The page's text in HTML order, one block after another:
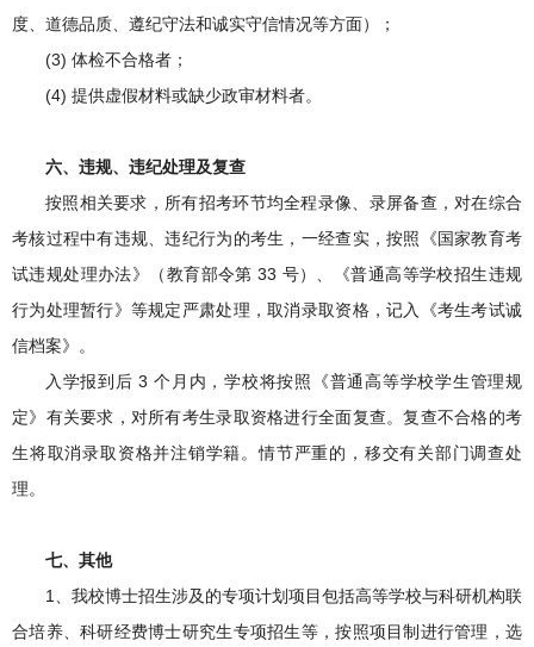
度、道德品质、遵纪守法和诚实守信情况等方面）；
(3) 体检不合格者；
(4) 提供虚假材料或缺少政审材料者。
六、违规、违纪处理及复查
按照相关要求，所有招考环节均全程录像、录屏备查，对在综合
考核过程中有违规、违纪行为的考生，一经查实，按照《国家教育考
试违规处理办法》（教育部令第 33 号）、《普通高等学校招生违规
行为处理暂行》等规定严肃处理，取消录取资格，记入《考生考试诚
信档案》。
入学报到后 3 个月内，学校将按照《普通高等学校学生管理规
定》有关要求，对所有考生录取资格进行全面复查。复查不合格的考
生将取消录取资格并注销学籍。情节严重的，移交有关部门调查处
理。
七、其他
1、我校博士招生涉及的专项计划项目包括高等学校与科研机构联
合培养、科研经费博士研究生专项招生等，按照项目制进行管理，选